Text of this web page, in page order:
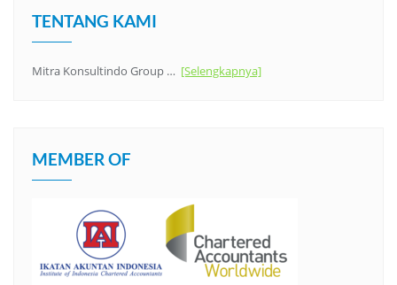
TENTANG KAMI
Mitra Konsultindo Group … [Selengkapnya]
MEMBER OF